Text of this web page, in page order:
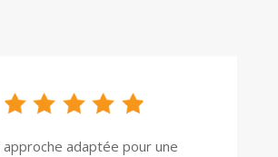
approche adaptée pour une